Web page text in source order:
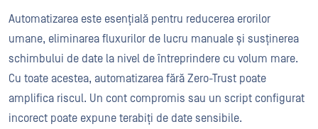
Automatizarea este esențială pentru reducerea erorilor
umane, eliminarea fluxurilor de lucru manuale și susținerea
schimbului de date la nivel de întreprindere cu volum mare.
Cu toate acestea, automatizarea fără Zero-Trust poate
amplifica riscul. Un cont compromis sau un script configurat
incorect poate expune terabiți de date sensibile.